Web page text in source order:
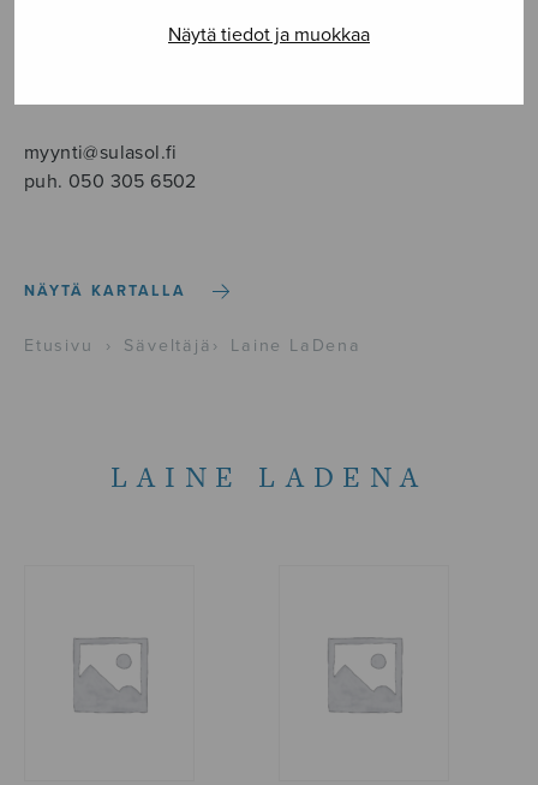
Näytä tiedot ja muokkaa
myynti@sulasol.fi
puh. 050 305 6502
NÄYTÄ KARTALLA
Etusivu › Säveltäjä › Laine LaDena
LAINE LADENA